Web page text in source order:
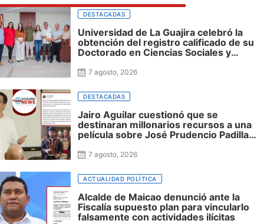
DESTACADAS
Universidad de La Guajira celebró la
obtención del registro calificado de su
Doctorado en Ciencias Sociales y
con impacto regional
7 agosto, 2026
DESTACADAS
Jairo Aguilar cuestionó que se
destinaran millonarios recursos a una
película sobre José Prudencio Padilla
ni incluyó al departamento, mientras
honor en Riohacha
7 agosto, 2026
ACTUALIDAD POLÍTICA
Alcalde de Maicao denunció ante la
Fiscalía supuesto plan para vincularlo
falsamente con actividades ilícitas